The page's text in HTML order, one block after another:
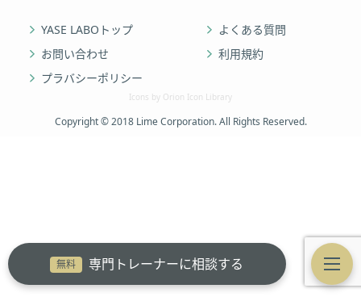
無料 専門トレーナーに相談する
YASE LABOトップ
よくある質問
お問い合わせ
利用規約
プラバシーポリシー
Icons by Orion Icon Library
Copyright © 2018 Lime Corporation. All Rights Reserved.